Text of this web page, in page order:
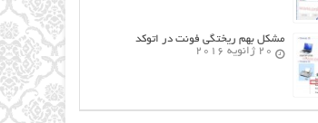
مشکل بهم ریختگی فونت در اتوکد
20 ژانویه 2016